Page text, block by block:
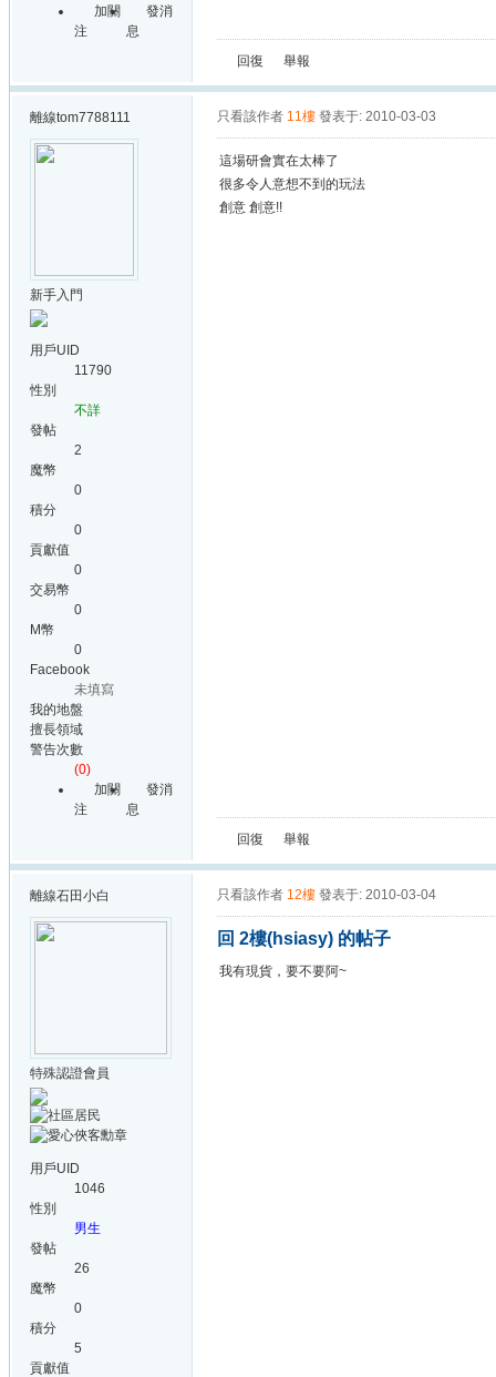
加關
注
發消
息
回復 舉報
離線tom7788111
新手入門
用戶UID
11790
性別
不詳
發帖
2
魔幣
0
積分
0
貢獻值
0
交易幣
0
M幣
0
Facebook
未填寫
我的地盤
擅長領域
警告次數
(0)
加關
注
發消
息
只看該作者 11樓 發表于: 2010-03-03
這場研會實在太棒了
很多令人意想不到的玩法
創意 創意!!
回復 舉報
離線石田小白
特殊認證會員
用戶UID
1046
性別
男生
發帖
26
魔幣
0
積分
5
貢獻值
只看該作者 12樓 發表于: 2010-03-04
回 2樓(hsiasy) 的帖子
我有現貨，要不要阿~